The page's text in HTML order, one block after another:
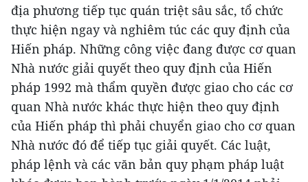
địa phương tiếp tục quán triệt sâu sắc, tổ chức
thực hiện ngay và nghiêm túc các quy định của
Hiến pháp. Những công việc đang được cơ quan
Nhà nước giải quyết theo quy định của Hiến
pháp 1992 mà thẩm quyền được giao cho các cơ
quan Nhà nước khác thực hiện theo quy định
của Hiến pháp thì phải chuyển giao cho cơ quan
Nhà nước đó để tiếp tục giải quyết. Các luật,
pháp lệnh và các văn bản quy phạm pháp luật